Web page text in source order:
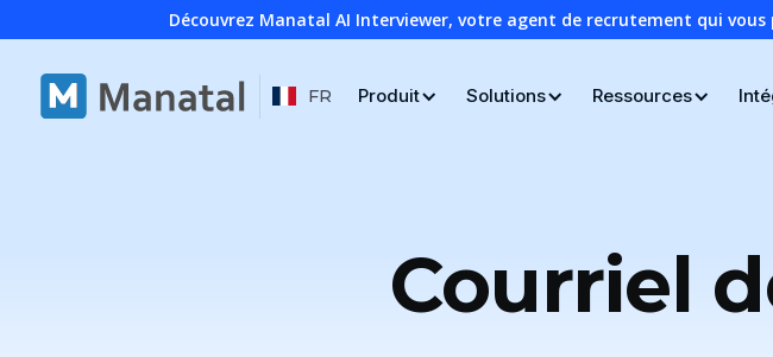
Découvrez Manatal AI Interviewer, votre agent de recrutement qui
FR Produit Solutions Ressources
Courriel